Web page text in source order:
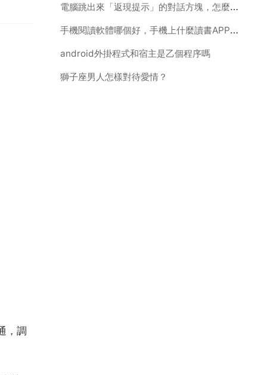
，調
電腦跳出來「返現提示」的對話方塊，怎麼去掉啊？
手機閱讀軟體哪個好，手機上什麼讀書APP最好啊
android外掛程式和宿主是乙個程序嗎
獅子座男人怎樣對待愛情？